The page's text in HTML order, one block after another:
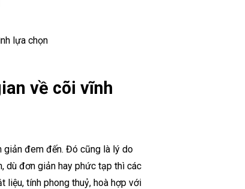
lựa chọn
về cõi vĩnh
giản đem đến. Đó cũng là lý do
dù đơn giản hay phức tạp thì các
tính phong thuỷ, hoà hợp với